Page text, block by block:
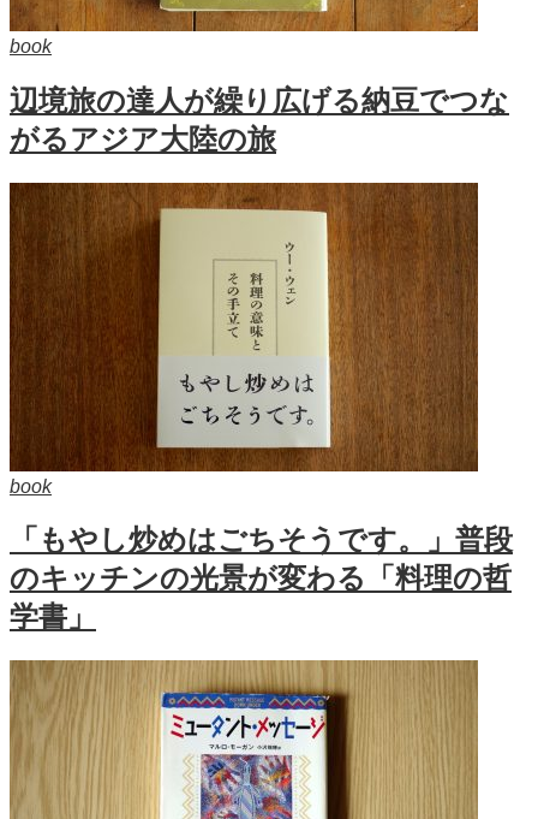
book
辺境旅の達人が繰り広げる納豆でつな
がるアジア大陸の旅
book
「もやし炒めはごちそうです。」普段
のキッチンの光景が変わる「料理の哲
学書」